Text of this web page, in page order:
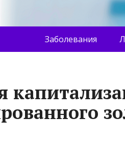
Заболевания